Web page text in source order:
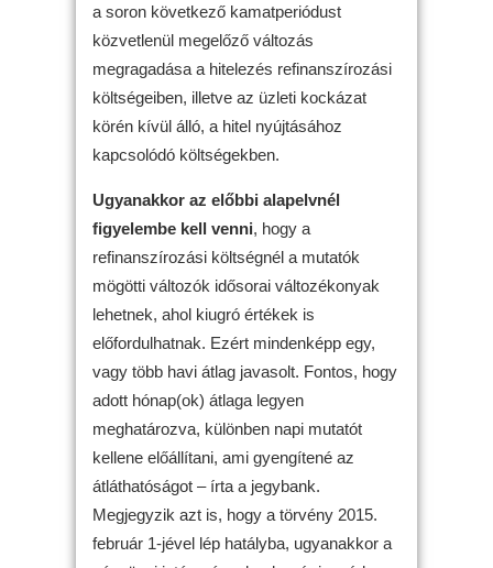
a soron következő kamatperiódust
közvetlenül megelőző változás
megragadása a hitelezés refinanszírozási
költségeiben, illetve az üzleti kockázat
körén kívül álló, a hitel nyújtásához
kapcsolódó költségekben.
Ugyanakkor az előbbi alapelvnél
figyelembe kell venni, hogy a
refinanszírozási költségnél a mutatók
mögötti változók idősorai változékonyak
lehetnek, ahol kiugró értékek is
előfordulhatnak. Ezért mindenképp egy,
vagy több havi átlag javasolt. Fontos, hogy
adott hónap(ok) átlaga legyen
meghatározva, különben napi mutatót
kellene előállítani, ami gyengítené az
átláthatóságot – írta a jegybank.
Megjegyzik azt is, hogy a törvény 2015.
február 1-jével lép hatályba, ugyanakkor a